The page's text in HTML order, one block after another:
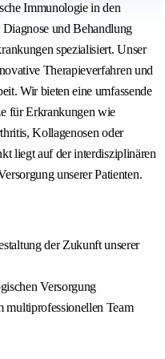
Immunologie in den
und Behandlung
spezialisiert. Unser
Therapieverfahren und
Wir bieten eine umfassende
für Erkrankungen wie
Kollagenosen oder
liegt auf der interdisziplinären
unserer Patienten.
der Zukunft unserer
Versorgung
multiprofessionellen Team